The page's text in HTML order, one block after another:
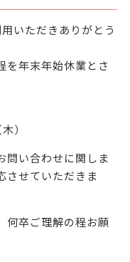
いただきありがとう
を年末年始休業とさ
）
問い合わせに関しま
させていただきま
何卒ご理解の程お願